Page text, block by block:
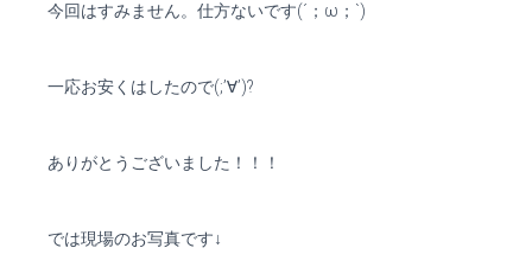
今回はすみません。仕方ないです(´；ω；`)
一応お安くはしたので(;’∀’)?
ありがとうございました！！！
では現場のお写真です↓